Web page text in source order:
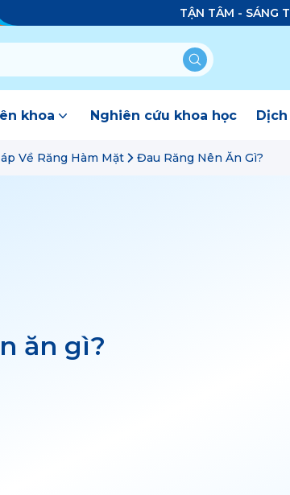
TẬN TÂM - SÁNG
khoa Nghiên cứu khoa học
Về Răng Hàm Mặt Đau Răng Nên Ăn Gì?
ăn gì?